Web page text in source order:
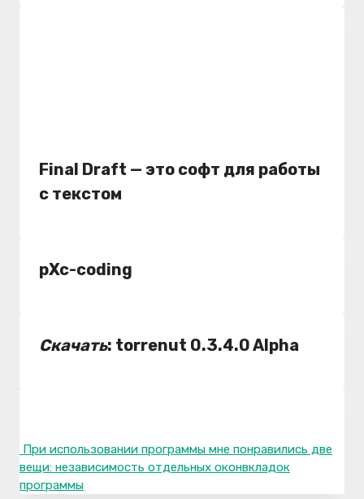
Final Draft — это софт для работы
с текстом
pXc-coding
Скачать: torrenut 0.3.4.0 Alpha
При использовании программы мне понравились две
вещи: независимость отдельных оконвкладок
программы